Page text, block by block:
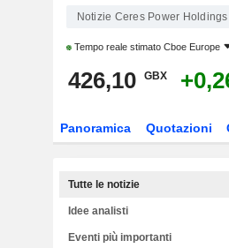
Notizie Ceres Power
Tempo reale stimato Cboe Europe
426,10 GBX
Panoramica Quotazioni
Tutte le notizie
Idee analisti
Eventi più importanti